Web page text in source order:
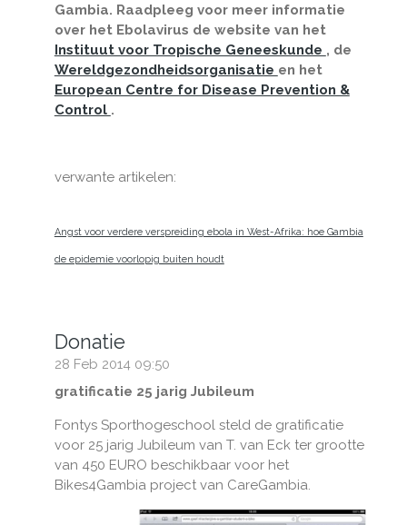
Gambia. Raadpleeg voor meer informatie
over het Ebolavirus de website van het
Instituut voor Tropische Geneeskunde , de
Wereldgezondheidsorganisatie en het
European Centre for Disease Prevention &
Control .
verwante artikelen:
Angst voor verdere verspreiding ebola in West-Afrika: hoe Gambia
de epidemie voorlopig buiten houdt
Donatie
28 Feb 2014 09:50
gratificatie 25 jarig Jubileum
Fontys Sporthogeschool steld de gratificatie
voor 25 jarig Jubileum van T. van Eck ter grootte
van 450 EURO beschikbaar voor het
Bikes4Gambia project van CareGambia.